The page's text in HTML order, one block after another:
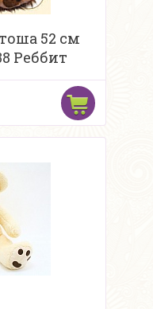
52 см
Реббит